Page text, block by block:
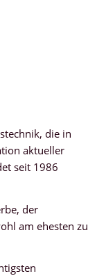
die in
aktueller
seit 1986
der
am ehesten zu